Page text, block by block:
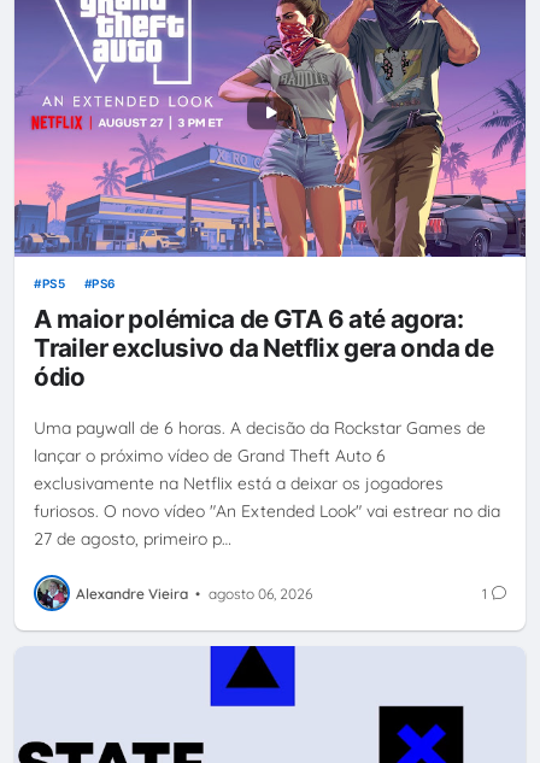
PS5 PS6
A maior polémica de GTA 6 até agora:
Trailer exclusivo da Netflix gera onda de
ódio
Uma paywall de 6 horas. A decisão da Rockstar Games de
lançar o próximo vídeo de Grand Theft Auto 6
exclusivamente na Netflix está a deixar os jogadores
furiosos. O novo vídeo "An Extended Look" vai estrear no dia
27 de agosto, primeiro p…
Alexandre Vieira • agosto 06, 2026 1